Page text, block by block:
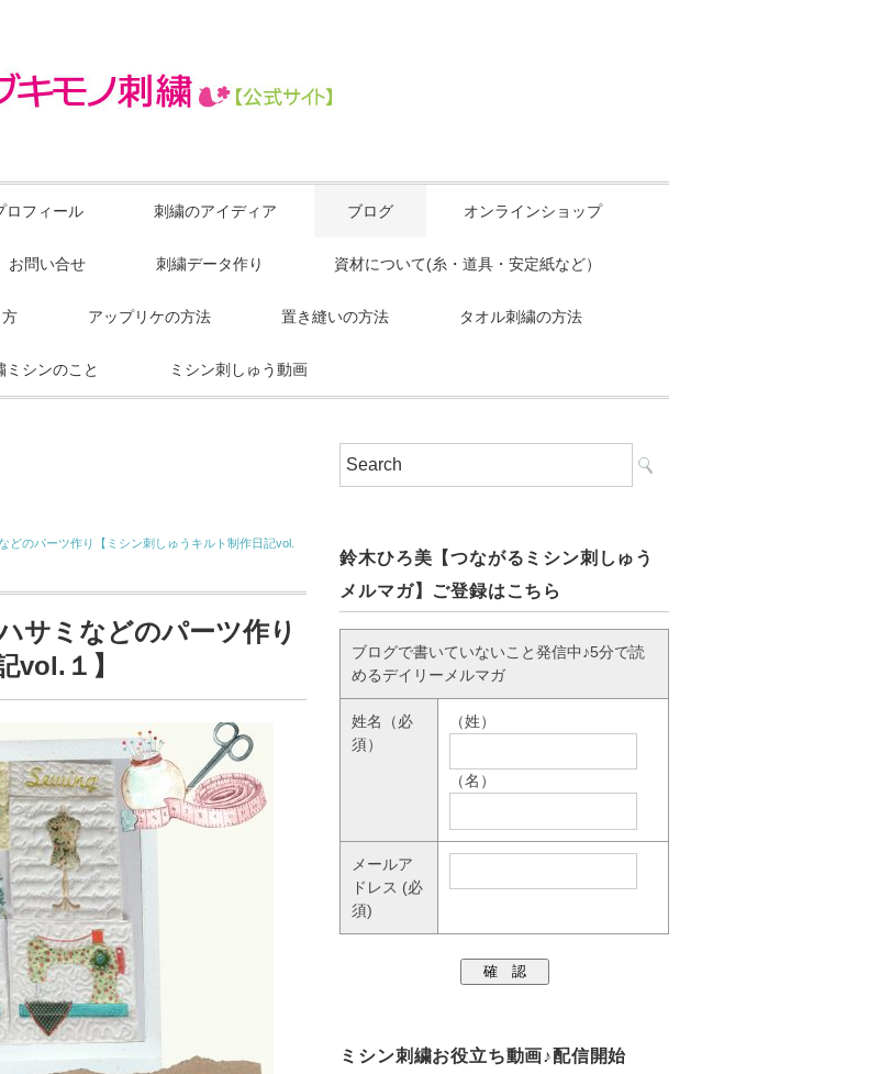
ロフィール 刺繍のアイディア ブログ オンラインショップ
お問い合せ 刺繍データ作り 資材について(糸・道具・安定紙など）
アップリケの方法 置き縫いの方法 タオル刺繍の方法
ミシンのこと ミシン刺しゅう動画
どのパーツ作り【ミシン刺しゅうキルト制作日記vol.
サミなどのパーツ作り
vol.１】
鈴木ひろ美【つながるミシン刺しゅう
メルマガ】ご登録はこちら
ブログで書いていないこと発信中♪5分で読
めるデイリーメルマガ
姓名
（必
須）
（姓）
（名）
メールア
ドレス (必
須)
ミシン刺繍お役立ち動画♪配信開始